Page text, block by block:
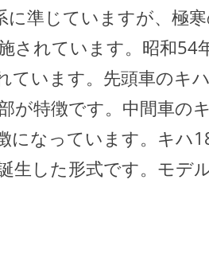
準じていますが、極
されています。昭和54
ています。先頭車のキ
が特徴です。中間車の
になっています。キハ
生した形式です。モデ